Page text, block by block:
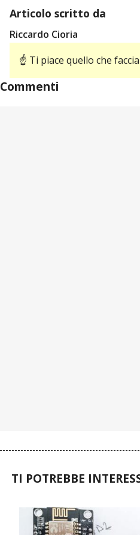
Articolo scritto da
Riccardo Cioria
☝ Ti piace quello che
Commenti
TI POTREBBE